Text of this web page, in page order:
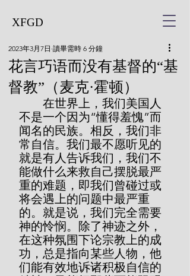
XFGD
花言巧语而没有基督的“基
督教”（麦克·霍顿）
2023年3月7日 讀畢需時 6 分鐘
不是一个因为“懂得羞愧”而
闻名的民族。相反，我们非
常自信。我们最不愿听见的
就是有人告诉我们，我们不
能做什么来救自己摆脱最严
重的难题，即我们曾碰过或
将会遇上的问题中最严重
的。就是说，我们完全需要
神的怜悯。除了神迹之外，
在这种氛围下论宗教上的成
功，总是指向某些人物，他
们能有效地诉诸积极自信的